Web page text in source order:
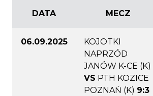
DATA MECZ
06.09.2025
KOJOTKI
NAPRZÓD
JANÓW K-CE (K)
VS PTH KOZICE
POZNAŃ (K) 9:3